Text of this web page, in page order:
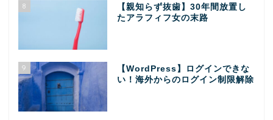
8
【親知らず抜歯】30年間放置し
たアラフィフ女の末路
9
【WordPress】ログインできな
い！海外からのログイン制限解除